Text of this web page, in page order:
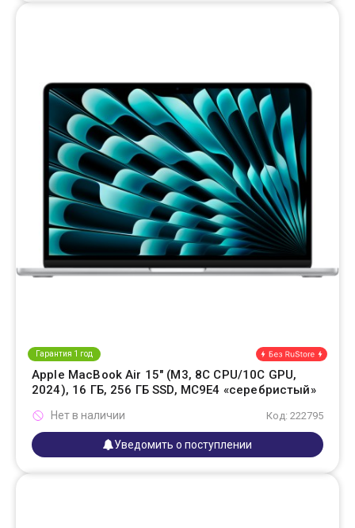
Гарантия 1 год
Apple MacBook Air 15" (M3, 8C CPU/10C GPU,
2024), 16 ГБ, 256 ГБ SSD, MC9E4 «серебристый»
Код: 222795
Нет в наличии
Уведомить о поступлении